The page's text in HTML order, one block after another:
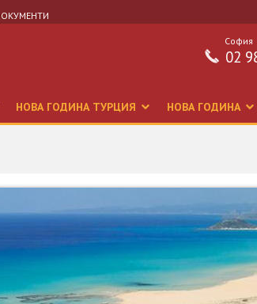
София
02
НОВА ГОДИНА ТУРЦИЯ НОВА ГОДИНА